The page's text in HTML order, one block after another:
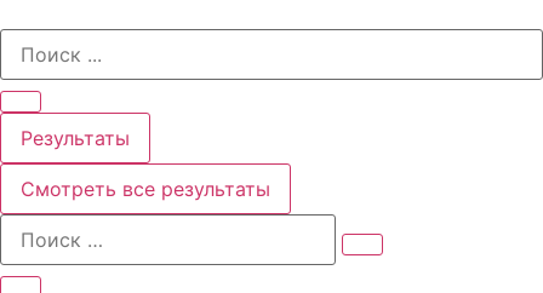
содержимому
Search
Результаты
Смотреть все результаты